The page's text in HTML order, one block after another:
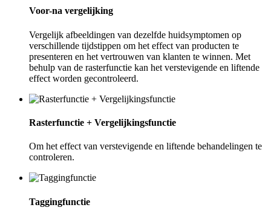
Voor-na vergelijking
Vergelijk afbeeldingen van dezelfde huidsymptomen op
verschillende tijdstippen om het effect van producten te
presenteren en het vertrouwen van klanten te winnen. Met
behulp van de rasterfunctie kan het verstevigende en liftende
effect worden gecontroleerd.
Rasterfunctie + Vergelijkingsfunctie
Om het effect van verstevigende en liftende behandelingen te
controleren.
Taggingfunctie